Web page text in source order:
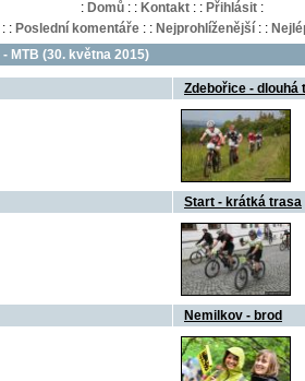
: Domů : : Kontakt : : Přihlásit :
: Poslední komentáře: : Nejprohlíženější: :
MTB (30. května 2015)
Zdebořice - dlouhá
Start - krátká trasa
Nemilkov - brod